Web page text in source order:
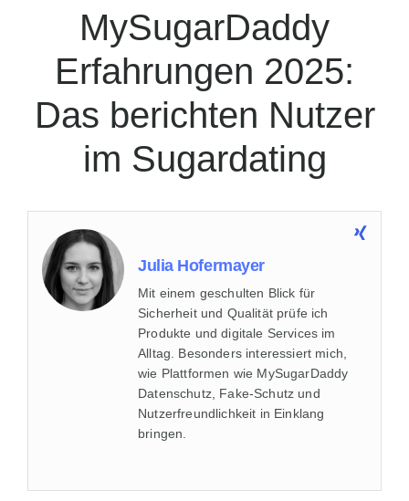
MySugarDaddy
Erfahrungen 2025:
Das berichten Nutzer
im Sugardating
Julia Hofermayer
Mit einem geschulten Blick für
Sicherheit und Qualität prüfe ich
Produkte und digitale Services im
Alltag. Besonders interessiert mich,
wie Plattformen wie MySugarDaddy
Datenschutz, Fake-Schutz und
Nutzerfreundlichkeit in Einklang
bringen.